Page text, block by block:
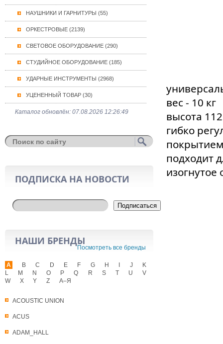
НАУШНИКИ И ГАРНИТУРЫ (55)
ОРКЕСТРОВЫЕ (2139)
СВЕТОВОЕ ОБОРУДОВАНИЕ (290)
СТУДИЙНОЕ ОБОРУДОВАНИЕ (185)
УДАРНЫЕ ИНСТРУМЕНТЫ (2968)
УЦЕНЕННЫЙ ТОВАР (30)
Каталог обновлён: 07.08.2026 12:26:49
ПОДПИСКА НА НОВОСТИ
Подписаться
НАШИ БРЕНДЫ
Посмотреть все бренды
A
ACOUSTIC UNION
ACUS
ADAM_HALL
B C D E F G H J
K
L
M N O P Q R S T U
V
W
X Y Z А–Я
вес - 10 кг
высота
гибко
покрытием
подходит